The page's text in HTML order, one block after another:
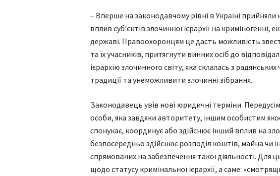
– Вперше на законодавчому рівні в Україні
вплив суб’єктів злочинної ієрархії на криміногенні,
державі. Правоохоронцям це дасть можливість
та їх учасників, притягнути винних осіб до
ієрархію злочинного світу, яка склалась з
традиції та унеможливити злочинні зібрання.
Законодавець увів нові юридичні терміни.
особи, яка завдяки авторитету, іншим особистим
спонукає, координує або здійснює інший вплив на
безпосередньо здійснює розподіл коштів, майна чи
спрямованих на забезпечення такої діяльності. Для
щодо статусу кримінальної ієрархії, а саме: